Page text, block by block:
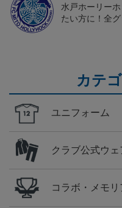
水戸ホーリー
たい方に！全
カテ
ユニフォーム
クラブ公式ウェ
コラボ・メモ